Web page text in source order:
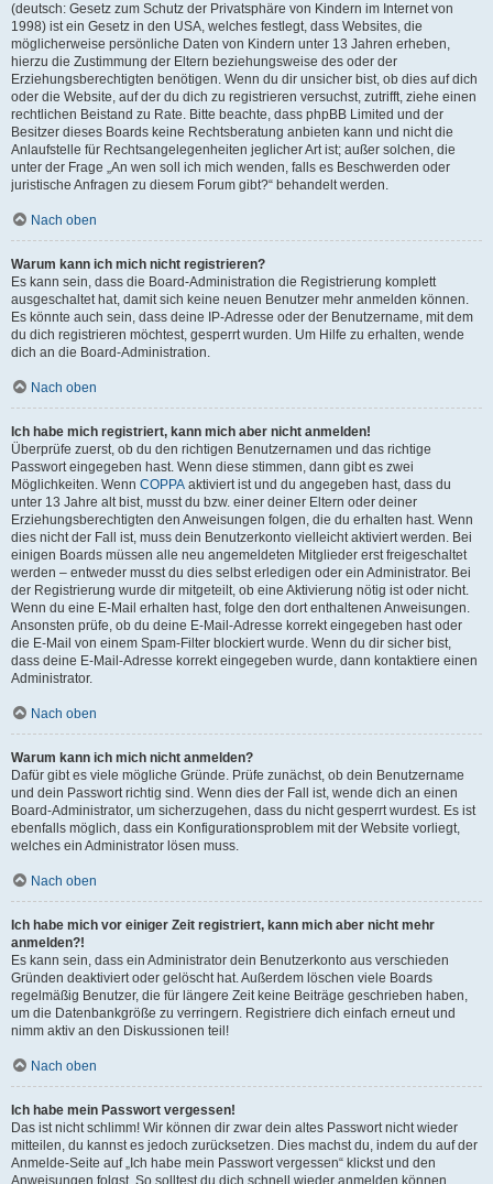
(deutsch: Gesetz zum Schutz der Privatsphäre von Kindern im Internet von
1998) ist ein Gesetz in den USA, welches festlegt, dass Websites, die
möglicherweise persönliche Daten von Kindern unter 13 Jahren erheben,
hierzu die Zustimmung der Eltern beziehungsweise des oder der
Erziehungsberechtigten benötigen. Wenn du dir unsicher bist, ob dies auf dich
oder die Website, auf der du dich zu registrieren versuchst, zutrifft, ziehe einen
rechtlichen Beistand zu Rate. Bitte beachte, dass phpBB Limited und der
Besitzer dieses Boards keine Rechtsberatung anbieten kann und nicht die
Anlaufstelle für Rechtsangelegenheiten jeglicher Art ist; außer solchen, die
unter der Frage „An wen soll ich mich wenden, falls es Beschwerden oder
juristische Anfragen zu diesem Forum gibt?“ behandelt werden.
Nach oben
Warum kann ich mich nicht registrieren?
Es kann sein, dass die Board-Administration die Registrierung komplett
ausgeschaltet hat, damit sich keine neuen Benutzer mehr anmelden können.
Es könnte auch sein, dass deine IP-Adresse oder der Benutzername, mit dem
du dich registrieren möchtest, gesperrt wurden. Um Hilfe zu erhalten, wende
dich an die Board-Administration.
Nach oben
Ich habe mich registriert, kann mich aber nicht anmelden!
Überprüfe zuerst, ob du den richtigen Benutzernamen und das richtige
Passwort eingegeben hast. Wenn diese stimmen, dann gibt es zwei
Möglichkeiten. Wenn COPPA aktiviert ist und du angegeben hast, dass du
unter 13 Jahre alt bist, musst du bzw. einer deiner Eltern oder deiner
Erziehungsberechtigten den Anweisungen folgen, die du erhalten hast. Wenn
dies nicht der Fall ist, muss dein Benutzerkonto vielleicht aktiviert werden. Bei
einigen Boards müssen alle neu angemeldeten Mitglieder erst freigeschaltet
werden – entweder musst du dies selbst erledigen oder ein Administrator. Bei
der Registrierung wurde dir mitgeteilt, ob eine Aktivierung nötig ist oder nicht.
Wenn du eine E-Mail erhalten hast, folge den dort enthaltenen Anweisungen.
Ansonsten prüfe, ob du deine E-Mail-Adresse korrekt eingegeben hast oder
die E-Mail von einem Spam-Filter blockiert wurde. Wenn du dir sicher bist,
dass deine E-Mail-Adresse korrekt eingegeben wurde, dann kontaktiere einen
Administrator.
Nach oben
Warum kann ich mich nicht anmelden?
Dafür gibt es viele mögliche Gründe. Prüfe zunächst, ob dein Benutzername
und dein Passwort richtig sind. Wenn dies der Fall ist, wende dich an einen
Board-Administrator, um sicherzugehen, dass du nicht gesperrt wurdest. Es ist
ebenfalls möglich, dass ein Konfigurationsproblem mit der Website vorliegt,
welches ein Administrator lösen muss.
Nach oben
Ich habe mich vor einiger Zeit registriert, kann mich aber nicht mehr
anmelden?!
Es kann sein, dass ein Administrator dein Benutzerkonto aus verschieden
Gründen deaktiviert oder gelöscht hat. Außerdem löschen viele Boards
regelmäßig Benutzer, die für längere Zeit keine Beiträge geschrieben haben,
um die Datenbankgröße zu verringern. Registriere dich einfach erneut und
nimm aktiv an den Diskussionen teil!
Nach oben
Ich habe mein Passwort vergessen!
Das ist nicht schlimm! Wir können dir zwar dein altes Passwort nicht wieder
mitteilen, du kannst es jedoch zurücksetzen. Dies machst du, indem du auf der
Anmelde-Seite auf „Ich habe mein Passwort vergessen“ klickst und den
Anweisungen folgst. So solltest du dich schnell wieder anmelden können.